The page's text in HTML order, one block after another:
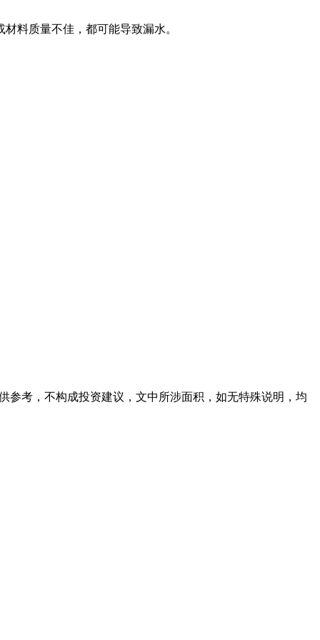
料质量不佳，都可能导致漏水。
参考，不构成投资建议，文中所涉面积，如无特殊说明，均